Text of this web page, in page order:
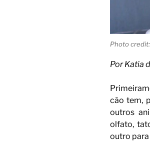
Photo credit:
Por Katia
cão tem,
outros
olfato,
outro